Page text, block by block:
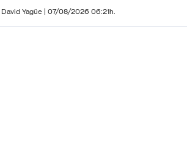
David Yagüe | 07/08/2026 06:21h.